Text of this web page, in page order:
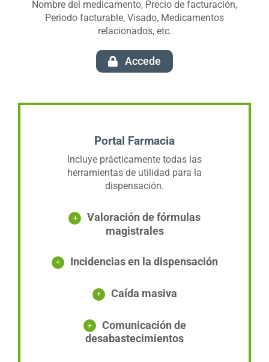
Nombre del medicamento, Precio de facturación,
Periodo facturable, Visado, Medicamentos
relacionados, etc.
Accede
Portal Farmacia
Incluye prácticamente todas las
herramientas de utilidad para la
dispensación.
Valoración de fórmulas
magistrales
Incidencias en la dispensación
Caída masiva
Comunicación de
desabastecimientos